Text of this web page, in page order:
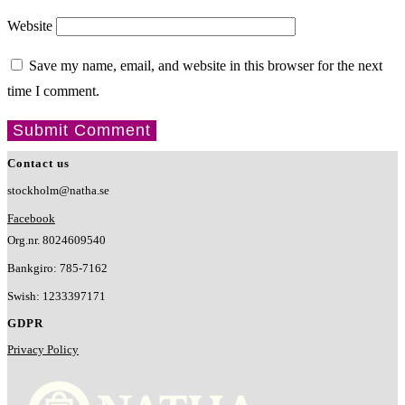
Website
Save my name, email, and website in this browser for the next
time I comment.
Contact us
stockholm@natha.se
Facebook
Org.nr. 8024609540
Bankgiro: 785-7162
Swish: 1233397171
GDPR
Privacy Policy